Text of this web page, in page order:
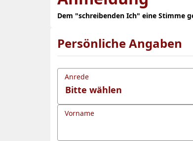
Dem "schreibenden Ich" eine Stimme
Persönliche Angaben
Anrede
Vorname